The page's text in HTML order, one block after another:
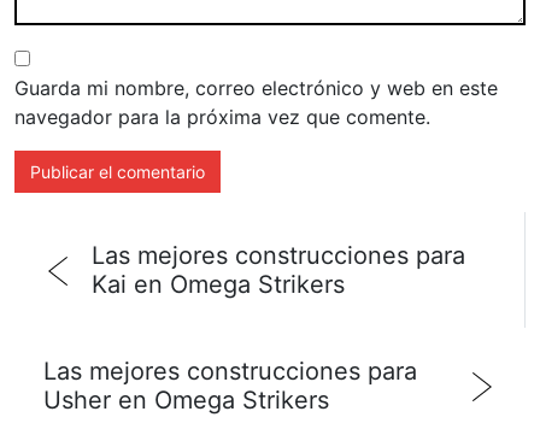
Guarda mi nombre, correo electrónico y web en este
navegador para la próxima vez que comente.
Las mejores construcciones para
Kai en Omega Strikers
Las mejores construcciones para
Usher en Omega Strikers